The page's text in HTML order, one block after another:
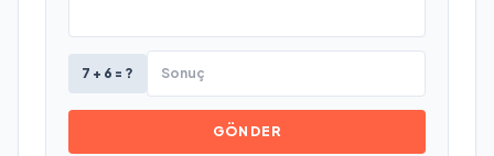
7 + 6 = ?
GÖNDER